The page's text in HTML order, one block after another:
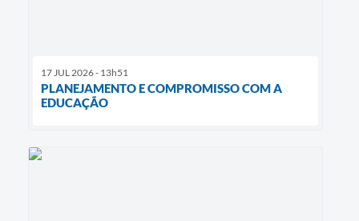
17 JUL 2026 - 13h51
PLANEJAMENTO E COMPROMISSO COM A
EDUCAÇÃO